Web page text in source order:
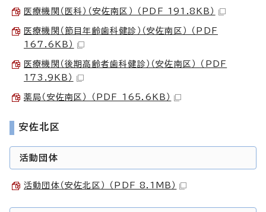
医療機関（医科）（安佐南区） （PDF 191.8KB）
医療機関（節目年齢歯科健診）（安佐南区） （PDF
167.6KB）
医療機関（後期高齢者歯科健診）（安佐南区） （PDF
173.9KB）
薬局（安佐南区） （PDF 165.6KB）
安佐北区
活動団体
活動団体（安佐北区） （PDF 8.1MB）